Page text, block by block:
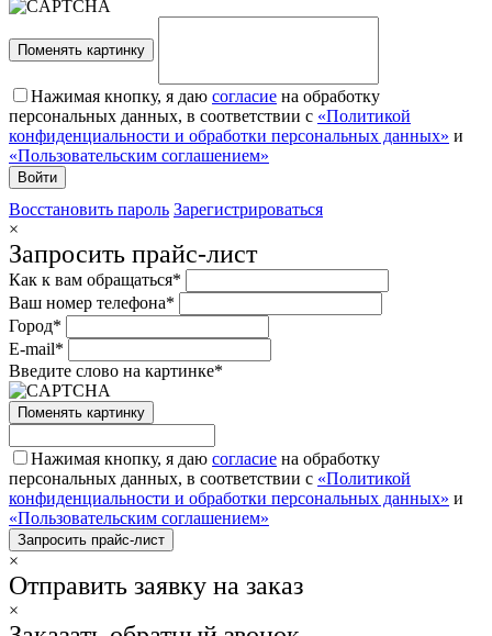
Поменять картинку
Нажимая кнопку, я даю согласие на обработку
персональных данных, в соответствии с «Политикой
конфиденциальности и обработки персональных данных» и
«Пользовательским соглашением»
Восстановить пароль Зарегистрироваться
×
Запросить прайс-лист
Как к вам обращаться*
Ваш номер телефона*
Город*
E-mail*
Введите слово на картинке*
Поменять картинку
Нажимая кнопку, я даю согласие на обработку
персональных данных, в соответствии с «Политикой
конфиденциальности и обработки персональных данных» и
«Пользовательским соглашением»
×
Отправить заявку на заказ
×